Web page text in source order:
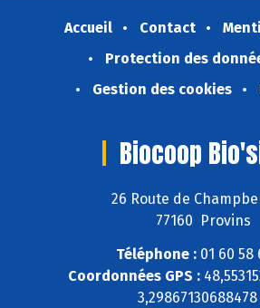
Accueil Contact
Protection des
Gestion des cookies
Biocoop
26 Route de
77160 Provins
Téléphone :01 60 58
Coordonnées GPS :
3,29867130688478